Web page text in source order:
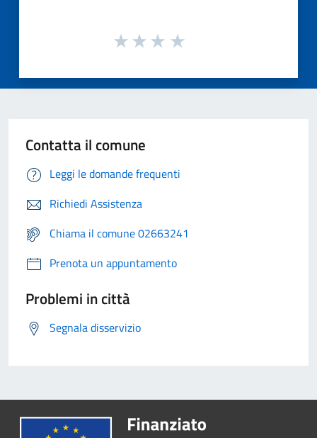
Contatta il comune
Leggi le domande frequenti
Richiedi Assistenza
Chiama il comune 02663241
Prenota un appuntamento
Problemi in città
Segnala disservizio